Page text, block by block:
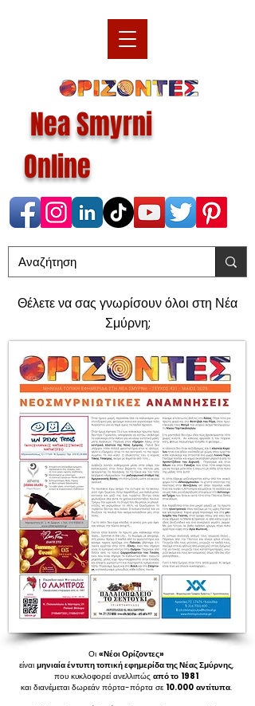
Nea Smyrni
Online
Θέλετε να σας γνωρίσουν όλοι στη Νέα
Σμύρνη;
Οι «Νέοι Ορίζοντες»
είναι μηνιαία έντυπη τοπική εφημερίδα της Νέας Σμύρνης,
που κυκλοφορεί ανελλιπώς από το 1981
και διανέμεται δωρεάν πόρτα-πόρτα σε 10.000 αντίτυπα.